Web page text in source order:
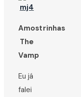
Amostrinhas
The
Vamp
Eu já
falei